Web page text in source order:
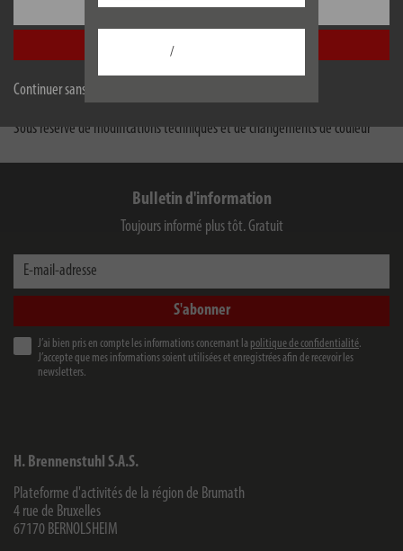
Configurer
Accepter tout
Continuer sans accepter
/
Téléchargements
Sous réserve de modifications techniques et de changements de couleur
Bulletin d'information
Toujours informé plus tôt. Gratuit
E-mail-adresse
S'abonner
J’ai bien pris en compte les informations concernant la politique de confidentialité.
J’accepte que mes informations soient utilisées et enregistrées afin de recevoir les
newsletters.
H. Brennenstuhl S.A.S.
Plateforme d'activités de la région de Brumath
4 rue de Bruxelles
67170 BERNOLSHEIM